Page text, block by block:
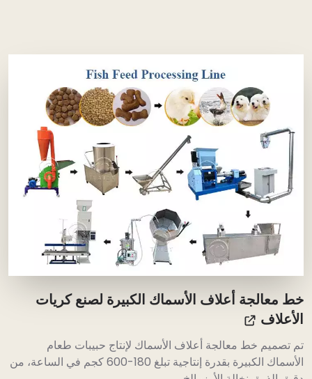
معالجة أعلاف الأسماك الكبيرة لصنع كريات
تصميم خط معالجة أعلاف الأسماك لإنتاج حبيبات طعام
الأسماك الكبيرة بقدرة إنتاجية تبلغ 180-600 كجم في الساعة، من